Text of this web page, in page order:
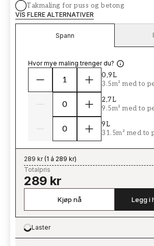
Takmaling for puss og betong
VIS FLERE ALTERNATIVER
Spann
Hvor mye maling trenger du?
0,9L
3.5m² med to
2,7L
9.5m² med to
9L
31.5m² med to
289 kr(1 á 289 kr)
Totalpris
289 kr
Kjøp nå Legg i
Loading…
Laster